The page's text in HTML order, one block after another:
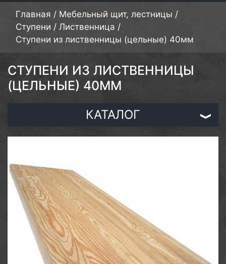
Главная / Мебельный щит, лестницы /
Ступени / Лиственница /
Ступени из лиственницы (цельные) 40мм
СТУПЕНИ ИЗ ЛИСТВЕННИЦЫ
(ЦЕЛЬНЫЕ) 40ММ
КАТАЛОГ